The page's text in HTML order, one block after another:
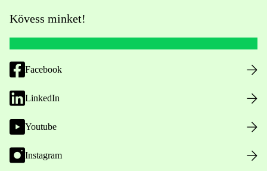
Kövess minket!
Facebook
LinkedIn
Youtube
Instagram